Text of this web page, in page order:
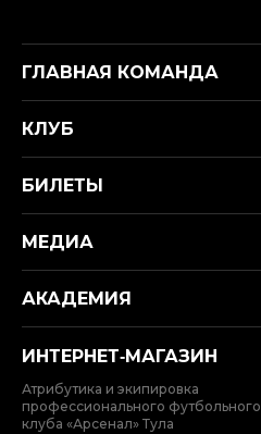
ГЛАВНАЯ КОМАНДА
КЛУБ
БИЛЕТЫ
МЕДИА
АКАДЕМИЯ
ИНТЕРНЕТ‑МАГАЗИН
Атрибутика и экипировка
профессионального футбольного
клуба «Арсенал» Тула